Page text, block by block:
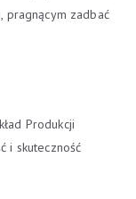
pragnącym zadbać
Produkcji
i skuteczność